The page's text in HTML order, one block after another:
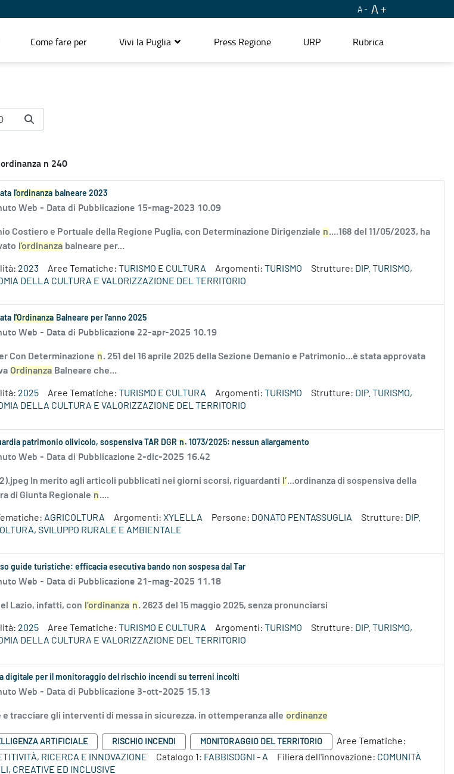
A A
Come fare per Vivi la Puglia Press Regione URP Rubrica
ordinanza n 240
l'ordinanza balneare 2023
Web - Data di Pubblicazione 15-mag-2023 10.09
Costiero e Portuale della Regione Puglia, con Determinazione Dirigenziale n....168 del 11/05/2023, ha
l'ordinanza balneare per...
2023 Aree Tematiche: TURISMO E CULTURA Argomenti: TURISMO Strutture: DIP. TURISMO,
DELLA CULTURA E VALORIZZAZIONE DEL TERRITORIO
l'Ordinanza Balneare per l'anno 2025
Web - Data di Pubblicazione 22-apr-2025 10.19
Con Determinazione n. 251 del 16 aprile 2025 della Sezione Demanio e Patrimonio...è stata approvata
Ordinanza Balneare che...
2025 Aree Tematiche: TURISMO E CULTURA Argomenti: TURISMO Strutture: DIP. TURISMO,
DELLA CULTURA E VALORIZZAZIONE DEL TERRITORIO
patrimonio olivicolo, sospensiva TAR DGR n . 1073/2025: nessun allargamento
Web - Data di Pubblicazione 2-dic-2025 16.42
In merito agli articoli pubblicati nei giorni scorsi, riguardanti l’...ordinanza di sospensiva della
di Giunta Regionale n....
AGRICOLTURA Argomenti: XYLELLA Persone: DONATO PENTASSUGLIA Strutture: DIP.
SVILUPPO RURALE E AMBIENTALE
guide turistiche: efficacia esecutiva bando non sospesa dal Tar
Web - Data di Pubblicazione 21-mag-2025 11.18
Lazio, infatti, con l’ordinanza n. 2623 del 15 maggio 2025, senza pronunciarsi
2025 Aree Tematiche: TURISMO E CULTURA Argomenti: TURISMO Strutture: DIP. TURISMO,
DELLA CULTURA E VALORIZZAZIONE DEL TERRITORIO
digitale per il monitoraggio del rischio incendi su terreni incolti
Web - Data di Pubblicazione 3-ott-2025 15.13
tracciare gli interventi di messa in sicurezza, in ottemperanza alle ordinanze
ARTIFICIALE RISCHIO INCENDI MONITORAGGIO DEL TERRITORIO
Aree Tematiche:
RICERCA E INNOVAZIONE
Catalogo 1: FABBISOGNI - A Filiera dell'innovazione: COMUNITÀ
CREATIVE ED INCLUSIVE